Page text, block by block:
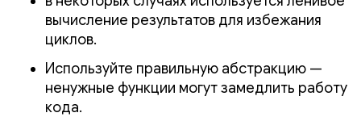
вычисление результатов для избежания
циклов.
Используйте правильную абстракцию —
ненужные функции могут замедлить работу
кода.